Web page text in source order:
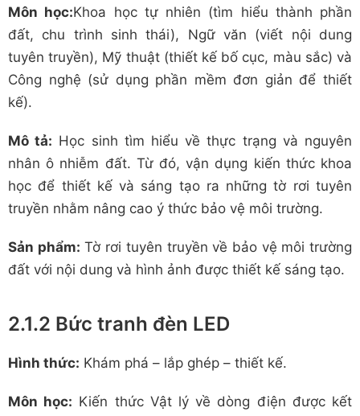
Môn học:Khoa học tự nhiên (tìm hiểu thành phần
đất, chu trình sinh thái), Ngữ văn (viết nội dung
tuyên truyền), Mỹ thuật (thiết kế bố cục, màu sắc) và
Công nghệ (sử dụng phần mềm đơn giản để thiết
kế).
Mô tả: Học sinh tìm hiểu về thực trạng và nguyên
nhân ô nhiễm đất. Từ đó, vận dụng kiến thức khoa
học để thiết kế và sáng tạo ra những tờ rơi tuyên
truyền nhằm nâng cao ý thức bảo vệ môi trường.
Sản phẩm: Tờ rơi tuyên truyền về bảo vệ môi trường
đất với nội dung và hình ảnh được thiết kế sáng tạo.
2.1.2 Bức tranh đèn LED
Hình thức: Khám phá – lắp ghép – thiết kế.
Môn học: Kiến thức Vật lý về dòng điện được kết